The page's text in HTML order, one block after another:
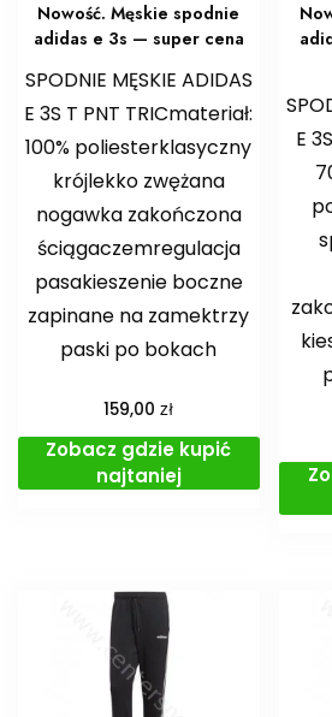
Nowość. Męskie spodnie
adidas e 3s — super cena
SPODNIE MĘSKIE ADIDAS
E 3S T PNT TRICmateriał:
100% poliesterklasyczny
krójlekko zwężana
nogawka zakończona
ściągaczemregulacja
pasakieszenie boczne
zapinane na zamektrzy
paski po bokach
159,00zł
Zobacz gdzie kupić
najtaniej
E